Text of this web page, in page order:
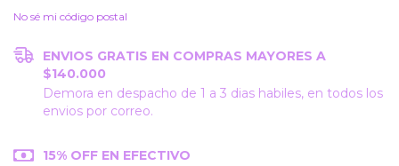
No sé mi código postal
ENVIOS GRATIS EN COMPRAS MAYORES A
$140.000
Demora en despacho de 1 a 3 dias habiles, en todos los
envios por correo.
15% OFF EN EFECTIVO